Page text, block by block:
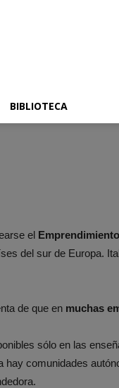
BIBLIOTECA
el Emprendimiento
del sur de Europa.
de que en muchas
sólo en las
hay comunidades